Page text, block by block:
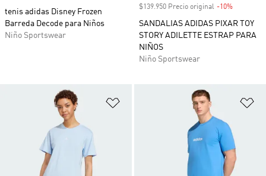
tenis adidas Disney Frozen
Barreda Decode para Niños
Niño Sportswear
$139.950 Precio original -10%
SANDALIAS ADIDAS PIXAR TOY
STORY ADILETTE ESTRAP PARA
NIÑOS
Niño Sportswear
Añadir a la lista de deseos